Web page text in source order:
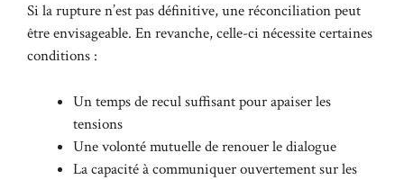
Si la rupture n’est pas définitive, une réconciliation peut
être envisageable. En revanche, celle-ci nécessite certaines
conditions :
Un temps de recul suffisant pour apaiser les
tensions
Une volonté mutuelle de renouer le dialogue
La capacité à communiquer ouvertement sur les